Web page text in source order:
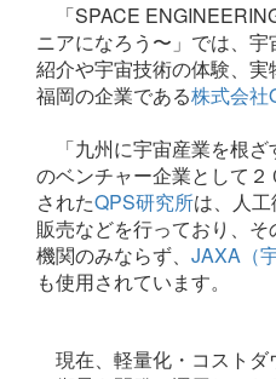
「SPACE
ニアになろう〜」では、
紹介や宇宙技術の体験、実
福岡の企業である株式会社
「九州に宇宙産業を根ざ
のベンチャー企業として
されたQPS研究所は、人工
販売などを行っており、
機関のみならず、 JAXA （
も使用されています。
現在、軽量化・コストダ